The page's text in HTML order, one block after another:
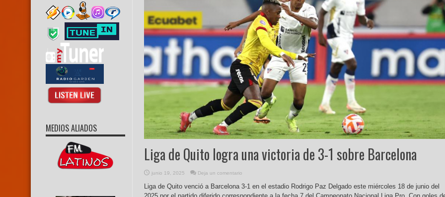
Liga de Quito logra una victoria de 3-1 sobre Barcelona
junio 19, 2025 Deja un comentario
Liga de Quito venció a Barcelona 3-1 en el estadio Rodrigo Paz Delgado este miércoles 18 de junio del
MEDIOS ALIADOS